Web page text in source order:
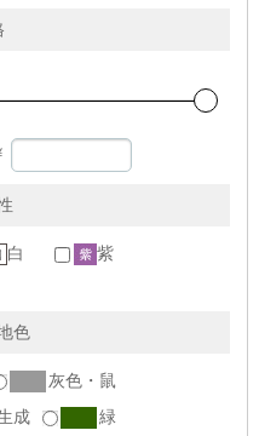
白
紫
色
灰色・鼠
成 緑